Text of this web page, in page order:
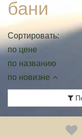
бани
Сортировать:
по цене
по названию
по новизне